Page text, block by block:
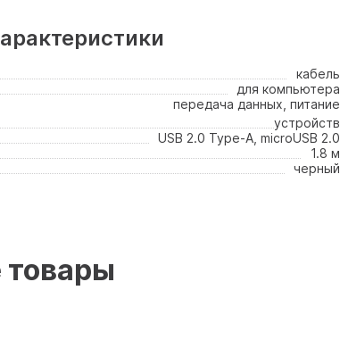
кабель
для компьютера
передача данных, питание
устройств
USB 2.0 Type-A, microUSB 2.0
1.8 м
черный